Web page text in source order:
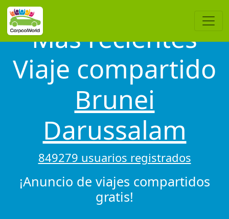
Más recientes
Viaje compartido
Brunei
Darussalam
849279 usuarios registrados
¡Anuncio de viajes compartidos
gratis!